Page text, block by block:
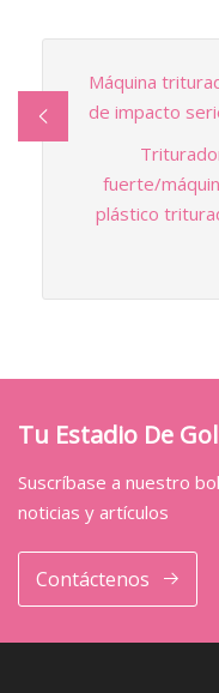
Máquina
de impacto
fuerte/
plástico
Tu Estadio De
Suscríbase a nuestro
noticias y artículos
Contáctenos